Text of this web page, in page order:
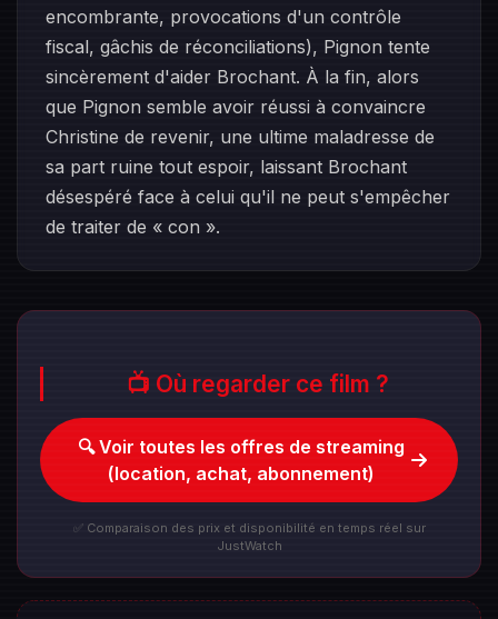
encombrante, provocations d'un contrôle
fiscal, gâchis de réconciliations), Pignon tente
sincèrement d'aider Brochant. À la fin, alors
que Pignon semble avoir réussi à convaincre
Christine de revenir, une ultime maladresse de
sa part ruine tout espoir, laissant Brochant
désespéré face à celui qu'il ne peut s'empêcher
de traiter de « con ».
📺 Où regarder ce film ?
🔍 Voir toutes les offres de streaming
(location, achat, abonnement)
✅ Comparaison des prix et disponibilité en temps réel sur
JustWatch